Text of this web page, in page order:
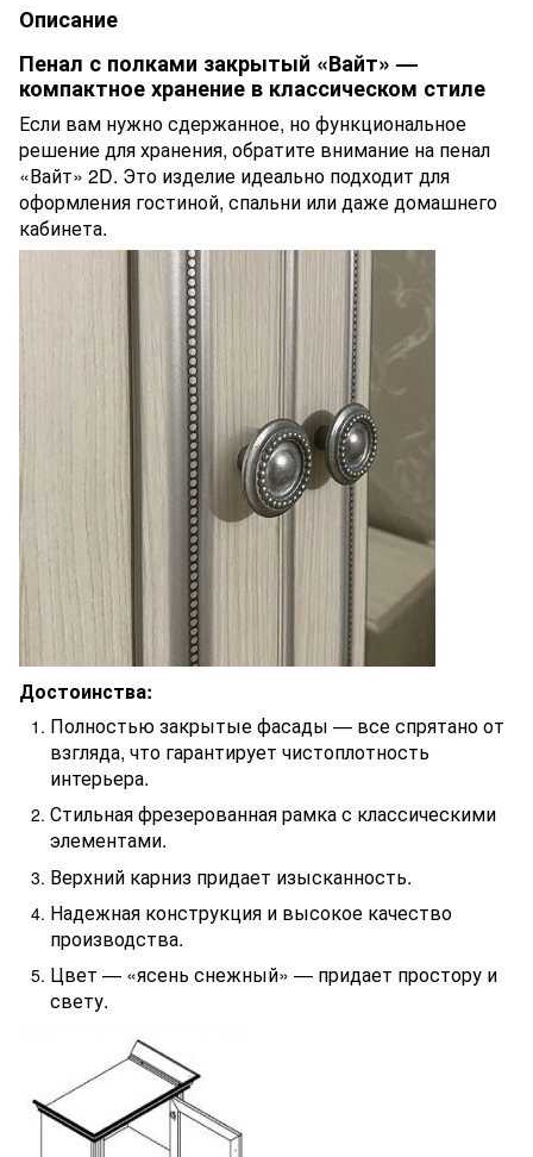
Описание
Пенал с полками закрытый «Вайт» —
компактное хранение в классическом стиле
Если вам нужно сдержанное, но функциональное
решение для хранения, обратите внимание на пенал
«Вайт» 2D. Это изделие идеально подходит для
оформления гостиной, спальни или даже домашнего
кабинета.
Достоинства:
Полностью закрытые фасады — все спрятано от
взгляда, что гарантирует чистоплотность
интерьера.
Стильная фрезерованная рамка с классическими
элементами.
Верхний карниз придает изысканность.
Надежная конструкция и высокое качество
производства.
Цвет — «ясень снежный» — придает простору и
свету.